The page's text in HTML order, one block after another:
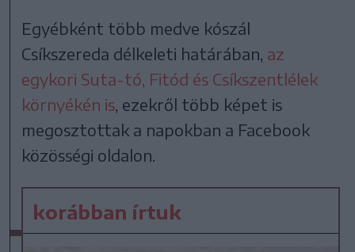
Egyébként több medve kószál
Csíkszereda délkeleti határában, az
egykori Suta-tó, Fitód és Csíkszentlélek
környékén is , ezekről több képet is
megosztottak a napokban a Facebook
közösségi oldalon.
korábban írtuk